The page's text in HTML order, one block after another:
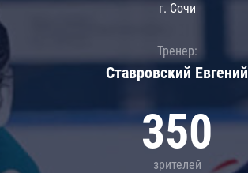
г. Сочи
Тренер:
Ставровский Евгений
350
зрителей